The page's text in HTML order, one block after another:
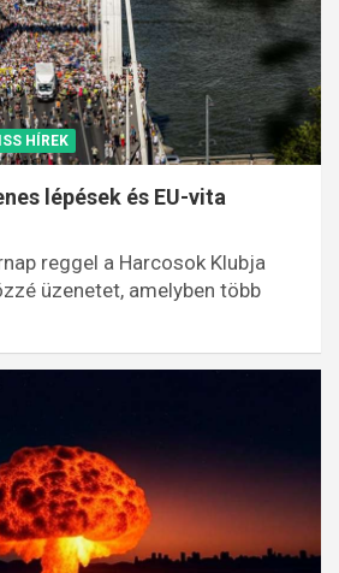
HÍREK
lépések és EU-vita
reggel a Harcosok Klubja
üzenetet, amelyben több